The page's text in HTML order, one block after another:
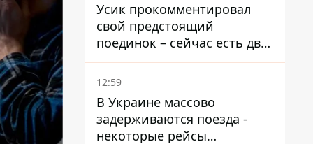
Усик прокомментировал
свой предстоящий
поединок – сейчас есть два
варианта
12:59
В Украине массово
задерживаются поезда -
некоторые рейсы